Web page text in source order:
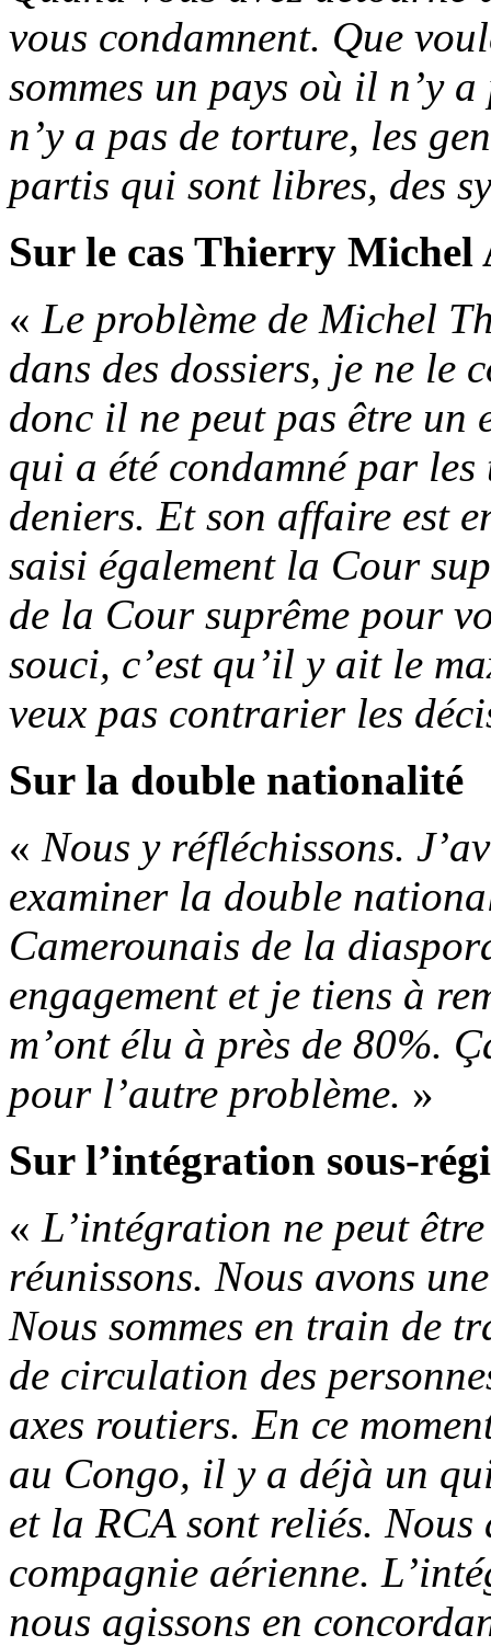
vous condamnent. Que
sommes un pays où il n’y
n’y a pas de torture, les
partis qui sont libres, des
Sur le cas Thierry Michel
« Le problème de Michel
dans des dossiers, je ne le
donc il ne peut pas être un
qui a été condamné par
deniers. Et son affaire est
saisi également la Cour
de la Cour suprême pour
souci, c’est qu’il y ait le
veux pas contrarier les
Sur la double nationalité
« Nous y réfléchissons.
examiner la double
Camerounais de la
engagement et je tiens à
m’ont élu à près de 80%.
pour l’autre problème. »
Sur l’intégration sous-
« L’intégration ne peut
réunissons. Nous avons
Nous sommes en train de
de circulation des
axes routiers. En ce
au Congo, il y a déjà un
et la RCA sont reliés.
compagnie aérienne.
nous agissons en